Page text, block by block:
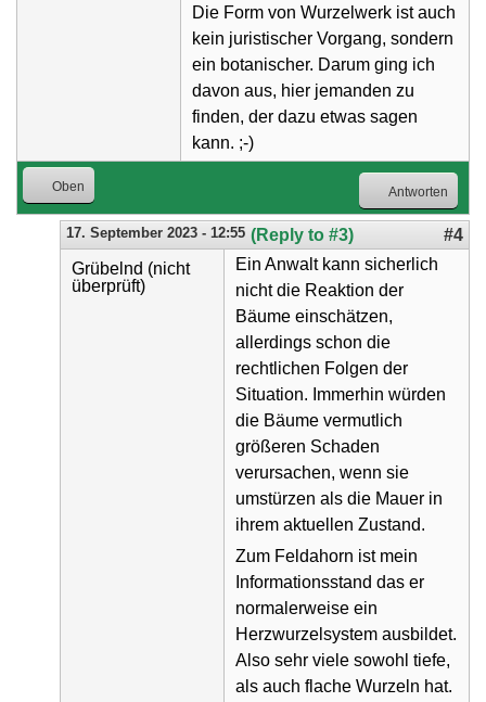
Die Form von Wurzelwerk ist auch
kein juristischer Vorgang, sondern
ein botanischer. Darum ging ich
davon aus, hier jemanden zu
finden, der dazu etwas sagen
kann. ;-)
Oben Antworten
17. September 2023 - 12:55 (Reply to #3)
#4
Grübelnd (nicht
überprüft)
Ein Anwalt kann sicherlich
nicht die Reaktion der
Bäume einschätzen,
allerdings schon die
rechtlichen Folgen der
Situation. Immerhin würden
die Bäume vermutlich
größeren Schaden
verursachen, wenn sie
umstürzen als die Mauer in
ihrem aktuellen Zustand.
Zum Feldahorn ist mein
Informationsstand das er
normalerweise ein
Herzwurzelsystem ausbildet.
Also sehr viele sowohl tiefe,
als auch flache Wurzeln hat.